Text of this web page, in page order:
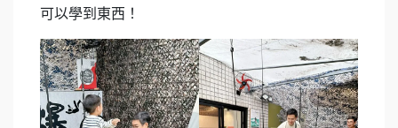
可以學到東西！